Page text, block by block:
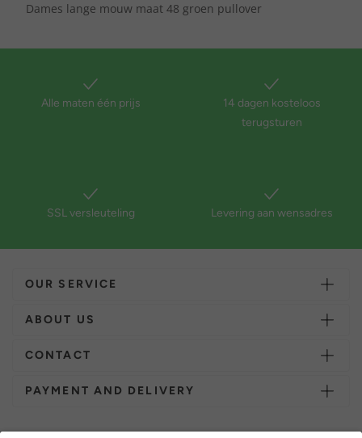
Dames lange mouw maat 48 groen pullover
Alle maten één prijs
14 dagen kosteloos
terugsturen
SSL versleuteling Levering aan wensadres
OUR SERVICE
ABOUT US
CONTACT
PAYMENT AND DELIVERY